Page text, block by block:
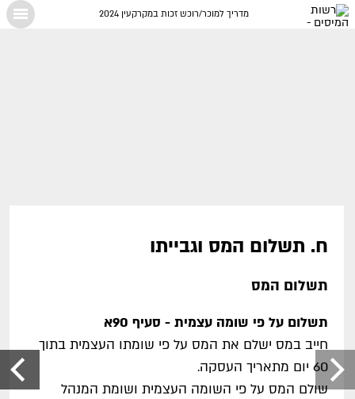
מדריך למוכר/רוכש זכות במקרקעין 2024
ח. תשלום המס וגבייתו
תשלום המס
תשלום על פי שומה עצמית - סעיף 90א
חייב במס ישלם את המס על פי שומתו העצמית בתוך
60 יום מתאריך העסקה.
שולם המס על פי השומה העצמית ושומת המנהל
X